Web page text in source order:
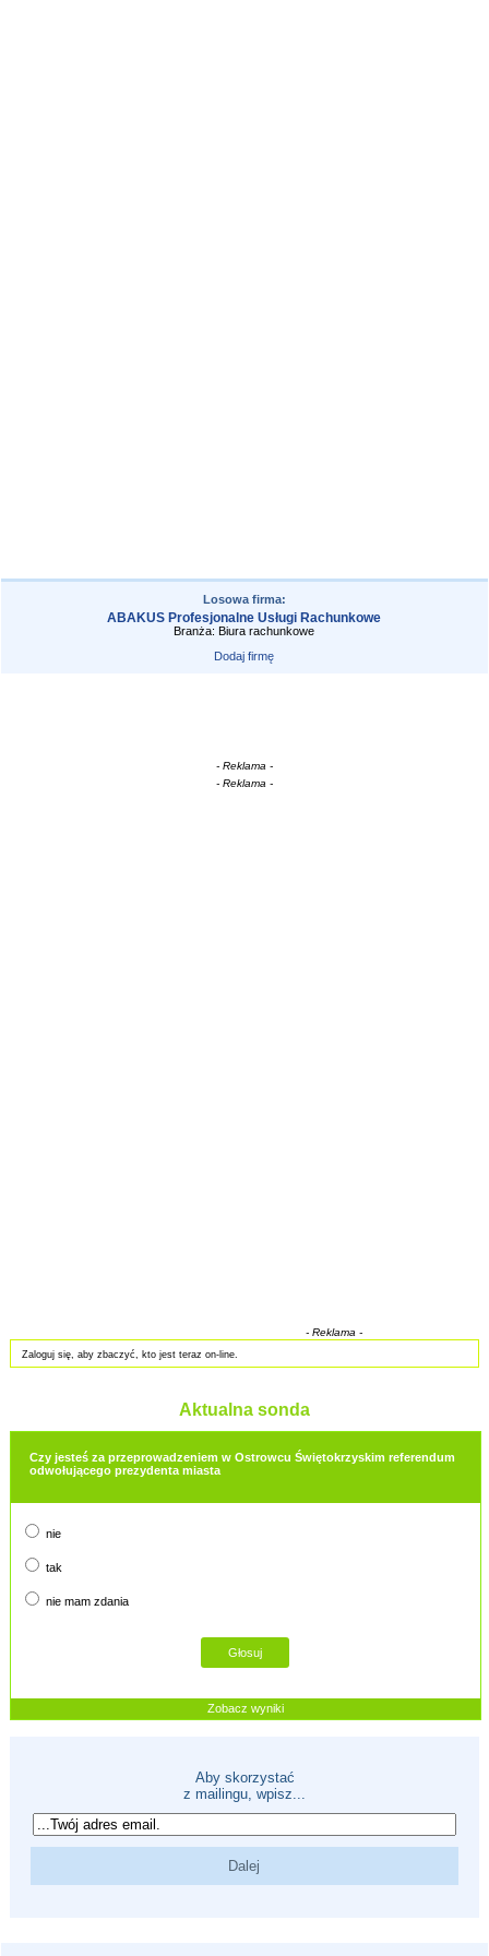
Losowa firma:
ABAKUS Profesjonalne Usługi Rachunkowe
Branża: Biura rachunkowe
Dodaj firmę
- Reklama -
- Reklama -
- Reklama -
Zaloguj się, aby zbaczyć, kto jest teraz on-line.
Aktualna sonda
Czy jesteś za przeprowadzeniem w Ostrowcu Świętokrzyskim referendum
odwołującego prezydenta miasta
nie
tak
nie mam zdania
Zobacz wyniki
Aby skorzystać
z mailingu, wpisz...